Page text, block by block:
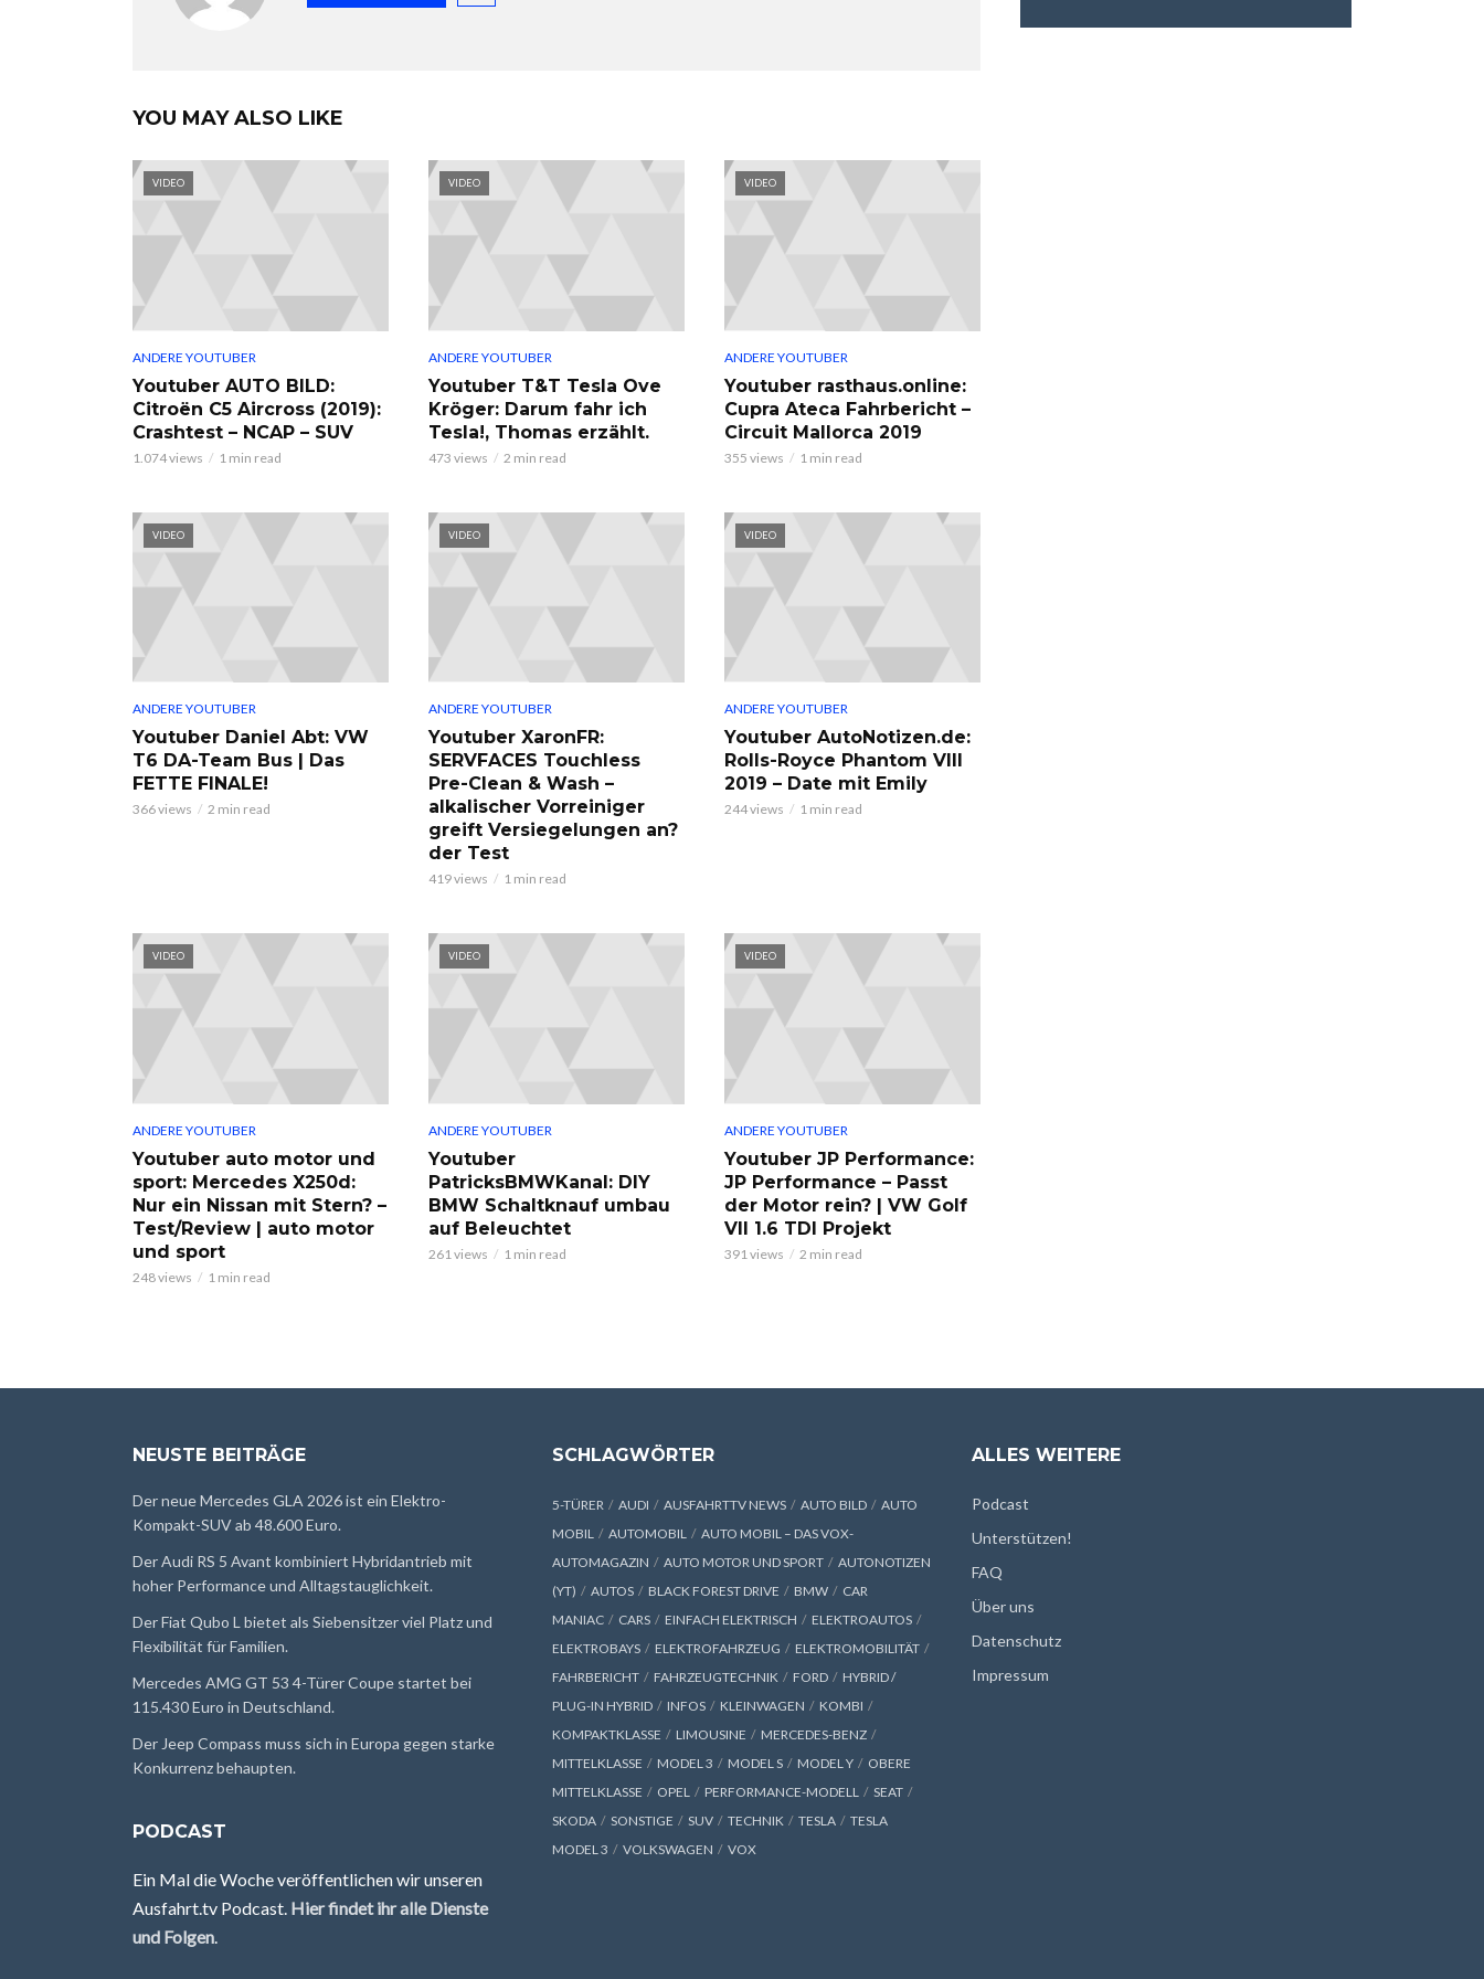
YOU MAY ALSO LIKE
VIDEO
ANDERE YOUTUBER
Youtuber AUTO BILD:
Citroën C5 Aircross (2019):
Crashtest – NCAP – SUV
1.074 views 1 min read
VIDEO
ANDERE YOUTUBER
Youtuber T&T Tesla Ove
Kröger: Darum fahr ich
Tesla!, Thomas erzählt.
473 views 2 min read
VIDEO
ANDERE YOUTUBER
Youtuber rasthaus.online:
Cupra Ateca Fahrbericht –
Circuit Mallorca 2019
355 views 1 min read
VIDEO
ANDERE YOUTUBER
Youtuber Daniel Abt: VW
T6 DA-Team Bus | Das
FETTE FINALE!
366 views 2 min read
VIDEO
ANDERE YOUTUBER
Youtuber XaronFR:
SERVFACES Touchless
Pre-Clean & Wash –
alkalischer Vorreiniger
greift Versiegelungen an?
der Test
419 views 1 min read
VIDEO
ANDERE YOUTUBER
Youtuber AutoNotizen.de:
Rolls-Royce Phantom VIII
2019 – Date mit Emily
244 views 1 min read
VIDEO
ANDERE YOUTUBER
Youtuber auto motor und
sport: Mercedes X250d:
Nur ein Nissan mit Stern? –
Test/Review | auto motor
und sport
248 views 1 min read
VIDEO
ANDERE YOUTUBER
Youtuber
PatricksBMWKanal: DIY
BMW Schaltknauf umbau
auf Beleuchtet
261 views 1 min read
VIDEO
ANDERE YOUTUBER
Youtuber JP Performance:
JP Performance – Passt
der Motor rein? | VW Golf
VII 1.6 TDI Projekt
391 views 2 min read
NEUSTE BEITRÄGE
Der neue Mercedes GLA 2026 ist ein Elektro-
Kompakt-SUV ab 48.600 Euro.
Der Audi RS 5 Avant kombiniert Hybridantrieb mit
hoher Performance und Alltagstauglichkeit.
Der Fiat Qubo L bietet als Siebensitzer viel Platz und
Flexibilität für Familien.
Mercedes AMG GT 53 4-Türer Coupe startet bei
115.430 Euro in Deutschland.
Der Jeep Compass muss sich in Europa gegen starke
Konkurrenz behaupten.
PODCAST
Ein Mal die Woche veröffentlichen wir unseren
Ausfahrt.tv Podcast. Hier findet ihr alle Dienste
und Folgen
SCHLAGWÖRTER
5-TÜRER AUDI AUSFAHRTTV NEWS AUTO BILD
AUTO
MOBIL
AUTOMOBIL
AUTO MOBIL – DAS VOX-
AUTOMAGAZIN
AUTO MOTOR UND SPORT
AUTONOTIZEN
(YT)
AUTOS BLACK FOREST DRIVE BMW
CAR
MANIAC
CARS EINFACH ELEKTRISCH
ELEKTROAUTOS
ELEKTROBAYS
ELEKTROFAHRZEUG
ELEKTROMOBILITÄT
FAHRBERICHT
FAHRZEUGTECHNIK FORD
HYBRID /
PLUG-IN HYBRID
INFOS KLEINWAGEN
KOMBI
KOMPAKTKLASSE
LIMOUSINE
MERCEDES-BENZ
MITTELKLASSE
MODEL 3 MODEL S MODEL Y
OBERE
MITTELKLASSE
OPEL PERFORMANCE-MODELL
SEAT
SKODA
SONSTIGE SUV TECHNIK TESLA
TESLA
MODEL 3
VOLKSWAGEN VOX
ALLES WEITERE
Podcast
Unterstützen!
FAQ
Über uns
Datenschutz
Impressum